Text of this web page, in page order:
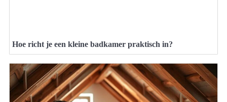
Hoe richt je een kleine badkamer praktisch in?